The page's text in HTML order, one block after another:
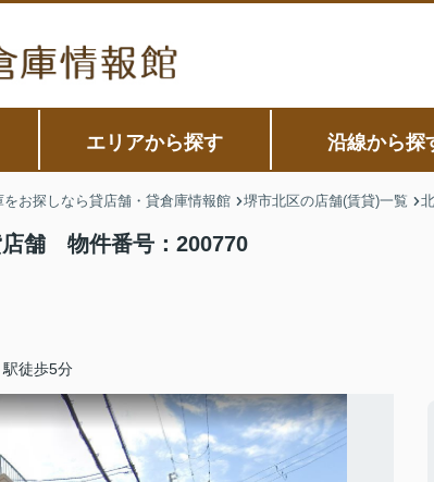
エリアから探す 沿線から探
お探しなら貸店舗・貸倉庫情報館 堺市北区の店舗(賃貸)一覧
舗 物件番号：200770
徒歩5分